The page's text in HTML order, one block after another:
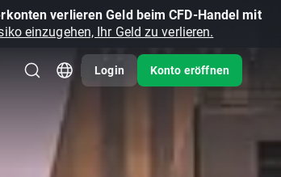
verlieren Geld beim CFD-Handel mit
einzugehen, Ihr Geld zu verlieren.
Login Konto eröffnen